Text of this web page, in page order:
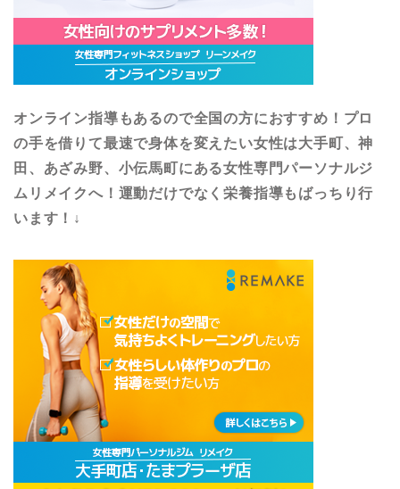
オンライン指導もあるので全国の方におすすめ！プロ
の手を借りて最速で身体を変えたい女性は大手町、神
田、あざみ野、小伝馬町にある女性専門パーソナルジ
ムリメイクへ！運動だけでなく栄養指導もばっちり行
います！↓